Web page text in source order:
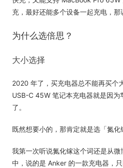
充，最好还能多个设备一起充电，那
为什么选倍思？
大小选择
2020 年了，买充电器总不能再买个
USB-C 45W 笔记本充电器就是因为
了。
既然想要小的，那肯定就是选「氮化
我第一次听说氮化镓这个词还是从
中，说的是 Anker 的一款充电器，